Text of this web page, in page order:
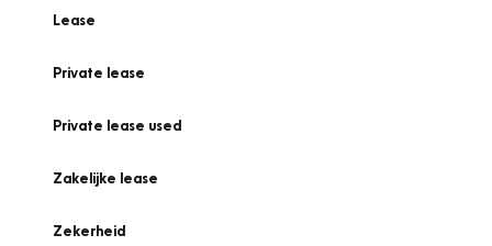
Lease
Private lease
Private lease used
Zakelijke lease
Zekerheid